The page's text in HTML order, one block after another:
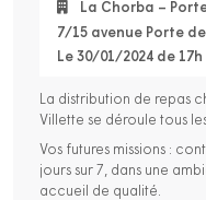
La Chorba –
7/15 avenue Porte de
Le 30/01/2024 de 17h
La distribution de repas
Villette se déroule tous
Vos futures missions :
jours sur 7, dans une
accueil de qualité.